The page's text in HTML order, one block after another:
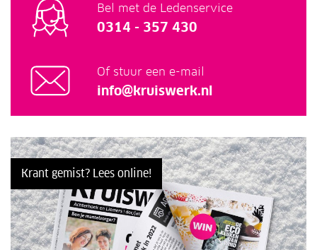
Bel met de Ledenservice
0314 - 357 430
Of stuur een e-mail
info@kruiswerk.nl
Krant gemist? Lees online!